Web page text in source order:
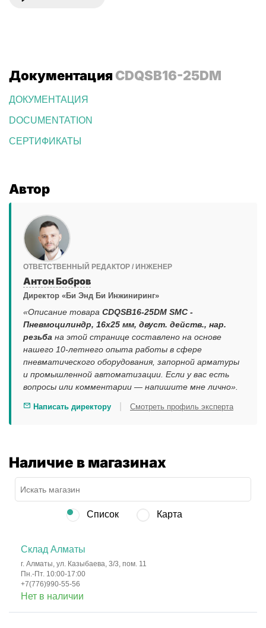
Документация CDQSB16-25DM
ДОКУМЕНТАЦИЯ
DOCUMENTATION
СЕРТИФИКАТЫ
Автор
ОТВЕТСТВЕННЫЙ РЕДАКТОР / ИНЖЕНЕР
Антон Бобров
Директор «Би Энд Би Инжиниринг»
«Описание товара CDQSB16-25DM SMC -
Пневмоцилиндр, 16x25 мм, двуст. действ., нар.
резьба на этой странице составлено на основе
нашего 10-летнего опыта работы в сфере
пневматического оборудования, запорной арматуры
и промышленной автоматизации. Если у вас есть
вопросы или комментарии — напишите мне лично».
Написать директору Смотреть профиль эксперта
Наличие в магазинах
Список Карта
Склад Алматы
г. Алматы, ул. Казыбаева, 3/3, пом. 11
Пн.-Пт. 10:00-17:00
+7(776)990-55-56
Нет в наличии